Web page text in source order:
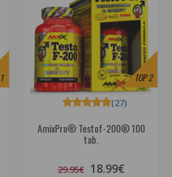
1 TOP2
AmixPro® Testof-200® 100
tab.
(27)
29.95€ 18.99€